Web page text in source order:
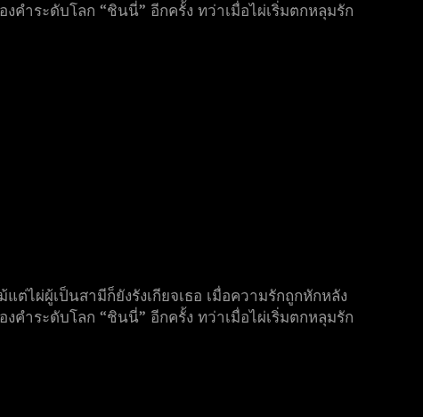
คำระดับโลก “ชินนี่” อีกครั้ง ทว่าเมื่อไผ่เริ่มตกหลุมรัก
ไผ่ผู้เป็นสามีก็ยังรังเกียจเธอ เมื่อความรักถูกหักหลัง
คำระดับโลก “ชินนี่” อีกครั้ง ทว่าเมื่อไผ่เริ่มตกหลุมรัก